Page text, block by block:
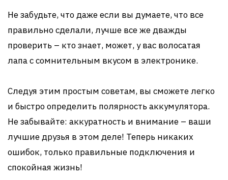
Не забудьте, что даже если вы думаете, что все
правильно сделали, лучше все же дважды
проверить – кто знает, может, у вас волосатая
лапа с сомнительным вкусом в электронике.
Следуя этим простым советам, вы сможете легко
и быстро определить полярность аккумулятора.
Не забывайте: аккуратность и внимание – ваши
лучшие друзья в этом деле! Теперь никаких
ошибок, только правильные подключения и
спокойная жизнь!